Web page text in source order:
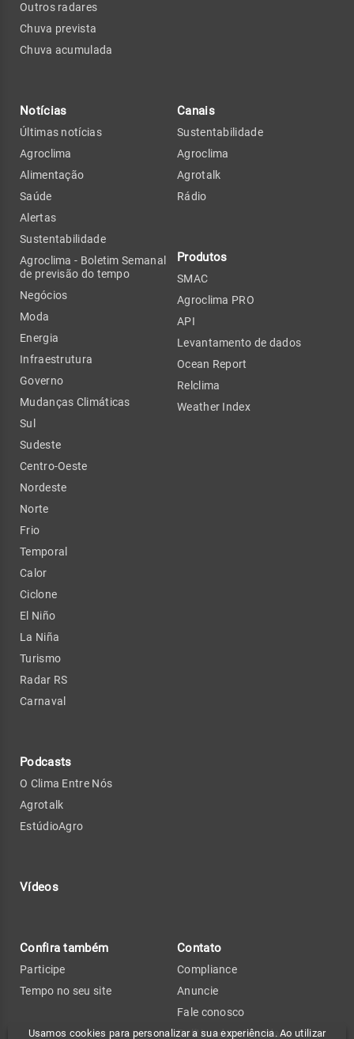
Usamos cookies para personalizar a sua experiência. Ao utilizar
Outros radares
Chuva prevista
Chuva acumulada
Notícias
Últimas notícias
Agroclima
Alimentação
Saúde
Alertas
Sustentabilidade
Agroclima - Boletim Semanal
de previsão do tempo
Negócios
Moda
Energia
Infraestrutura
Governo
Mudanças Climáticas
Sul
Sudeste
Centro-Oeste
Nordeste
Norte
Frio
Temporal
Calor
Ciclone
El Niño
La Niña
Turismo
Radar RS
Carnaval
Podcasts
O Clima Entre Nós
Agrotalk
EstúdioAgro
Vídeos
Canais
Sustentabilidade
Agroclima
Agrotalk
Rádio
Produtos
SMAC
Agroclima PRO
API
Levantamento de dados
Ocean Report
Relclima
Weather Index
Confira também
Participe
Tempo no seu site
Contato
Compliance
Anuncie
Fale conosco
Política de privacidade